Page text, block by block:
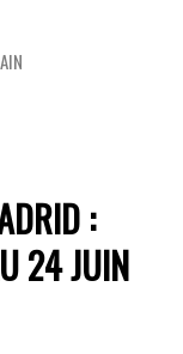
:
24 JUIN